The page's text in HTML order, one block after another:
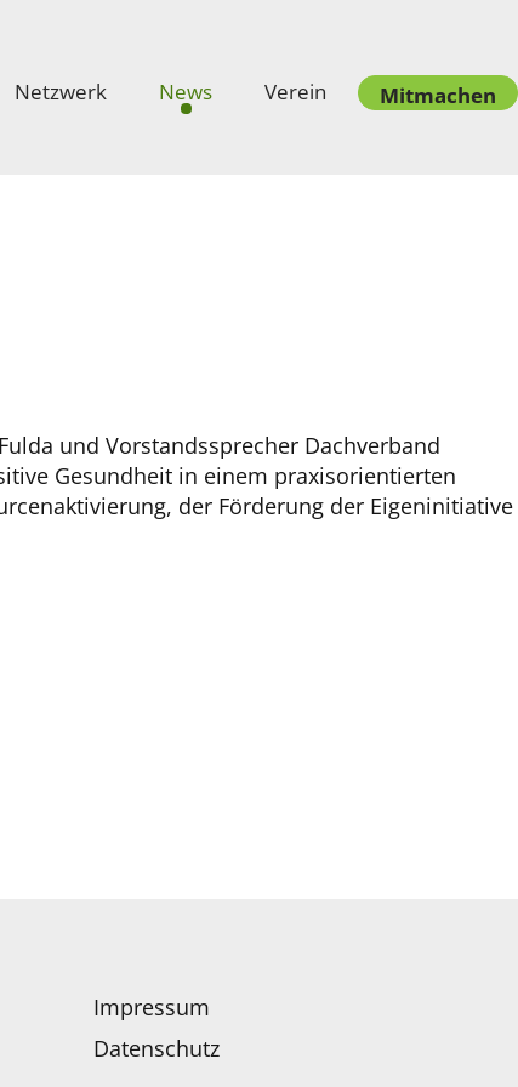
Netzwerk News Verein Mitmachen
und Vorstandssprecher Dachverband
Gesundheit in einem praxisorientierten
der Förderung der Eigeninitiative
Impressum
Datenschutz